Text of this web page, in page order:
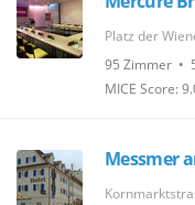
Platz der
95 Zimmer •
MICE Score:
Messmer